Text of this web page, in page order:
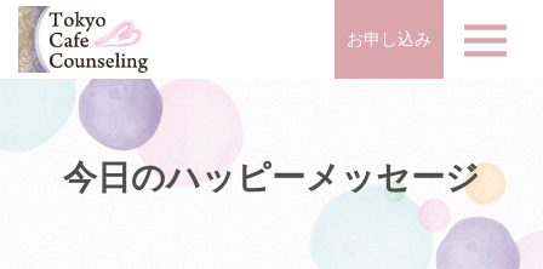
お申し込み
今日のハッピーメッセージ